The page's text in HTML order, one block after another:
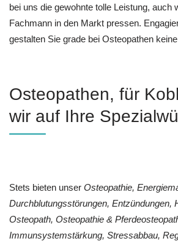
bei uns die gewohnte tolle Leistung, auch
Fachmann in den Markt pressen.
gestalten Sie grade bei Osteopathen
Osteopathen, für
wir auf Ihre
Stets bieten unser Osteopathie,
Durchblutungsstörungen, Entzündungen,
Osteopath, Osteopathie &
Immunsystemstärkung, Stressabbau,